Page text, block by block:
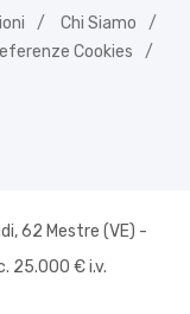
Chi Siamo
Cookies
62 Mestre (VE) -
25.000 € i.v.